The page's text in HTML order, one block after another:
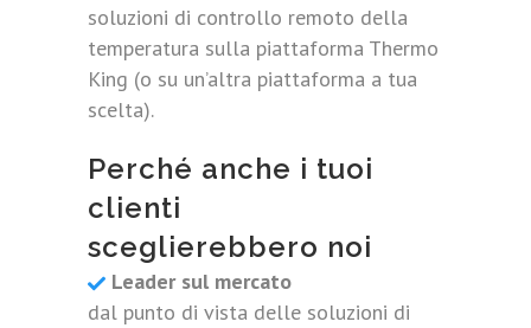
soluzioni di controllo remoto della
temperatura sulla piattaforma Thermo
King (o su un’altra piattaforma a tua
scelta).
Perché anche i tuoi
clienti
sceglierebbero noi
Leader sul mercato
dal punto di vista delle soluzioni di